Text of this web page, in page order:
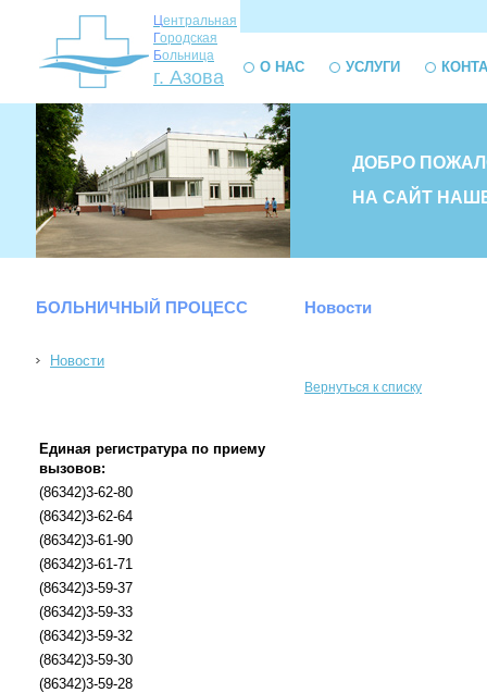
Центральная
Городская
Больница
г. Азова О НАС УСЛУГИ
ДОБРО
НА САЙТ
БОЛЬНИЧНЫЙ ПРОЦЕСС
Новости
Единая регистратура по приему
вызовов:
(86342)3-62-80
(86342)3-62-64
(86342)3-61-90
(86342)3-61-71
(86342)3-59-37
(86342)3-59-33
(86342)3-59-32
(86342)3-59-30
(86342)3-59-28
Новости
Вернуться к списку